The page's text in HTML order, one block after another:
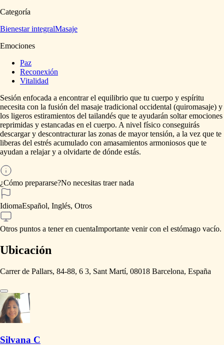
Categoría
Bienestar integralMasaje
Emociones
Paz
Reconexión
Vitalidad
Sesión enfocada a encontrar el equilibrio que tu cuerpo y espíritu
necesita con la fusión del masaje tradicional occidental (quiromasaje) y
los ligeros estiramientos del tailandés que te ayudarán soltar emociones
reprimidas y estancadas en el cuerpo. A nivel físico conseguirás
descargar y descontracturar las zonas de mayor tensión, a la vez que te
liberas del estrés acumulado con amasamientos armoniosos que te
ayudan a relajar y a olvidarte de dónde estás.
¿Cómo prepararse?No necesitas traer nada
IdiomaEspañol, Inglés, Otros
Otros puntos a tener en cuentaImportante venir con el estómago vacío.
Ubicación
Carrer de Pallars, 84-88, 6 3, Sant Martí, 08018 Barcelona, España
Silvana C